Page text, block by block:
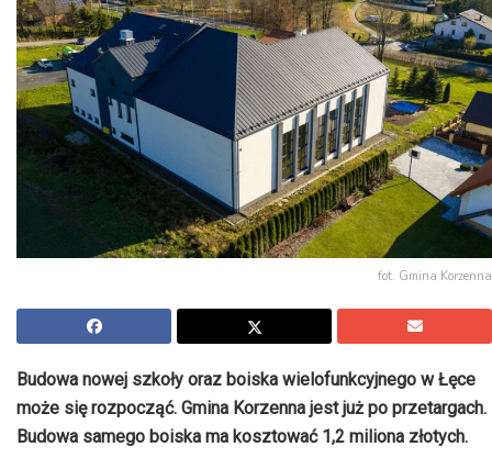
fot. Gmina Korzenna
Budowa nowej szkoły oraz boiska wielofunkcyjnego w Łęce
może się rozpocząć. Gmina Korzenna jest już po przetargach.
Budowa samego boiska ma kosztować 1,2 miliona złotych.